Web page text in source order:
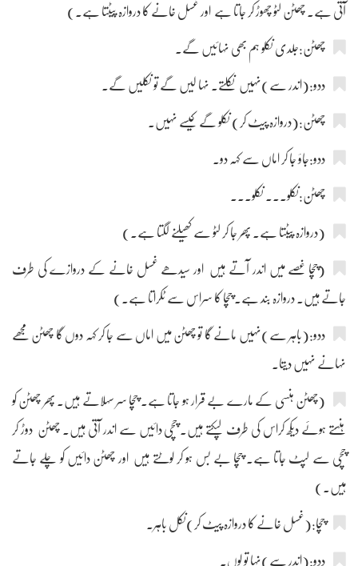
آتی ہے۔ چھٹن لٹو چھوڑ کر جاتا ہے اور غسل خانے کا دروازہ پیٹتا ہے۔)
چھٹن:جلدی نکلو ہم بھی نہائیں گے۔
ددو:(اندر سے)نہیں نکلتے۔ نہا لیں گے تو نکلیں گے۔
چھٹن:(دروازہ پیٹ کر) نکلو گے کیسے نہیں۔
ددو:جاؤ جا کر اماں سے کہہ دو۔
چھٹن:نکلو۔۔۔ نکلو۔۔۔
(دروازہ پیٹتا ہے۔ پھر جا کر لٹو سے کھیلنے لگتا ہے۔)
(چچا غصے میں اندر آتے ہیں اور سیدھے غسل خانے کے دروازے کی طرف
جاتے ہیں۔ دروازہ بند ہے۔ چچا کا سراس سے ٹکراتا ہے۔)
ددو:(باہر سے)نہیں مانے گا تو چھٹن میں اماں سے جا کر کہہ دوں گا چھٹن مجھے
نہانے نہیں دیتا۔
(چھٹن ہنسی کے مارے بے قرار ہو جاتا ہے۔ چچا سر سہلاتے ہیں۔ پھر چھٹن کو
ہنستے ہوئے دیکھ کراس کی طرف لپکتے ہیں۔ چچی دائیں سے اندر آتی ہیں۔ چھٹن دوڑ کر
چچی سے لپٹ جاتا ہے۔ چچا بے بس ہو کر لوٹتے ہیں اور چھٹن دائیں کو چلے جاتے
ہیں۔)
چچا:(غسل خانے کا دروازہ پیٹ کر)نکل باہر۔
ددو:(اندر سے)نہا تو لوں۔